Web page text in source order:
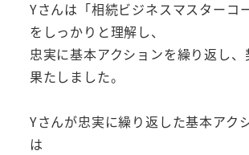
Yさんは「相続ビジネスマスターコ
をしっかりと理解し、
忠実に基本アクションを繰り返し、
果たしました。
Yさんが忠実に繰り返した基本アク
は